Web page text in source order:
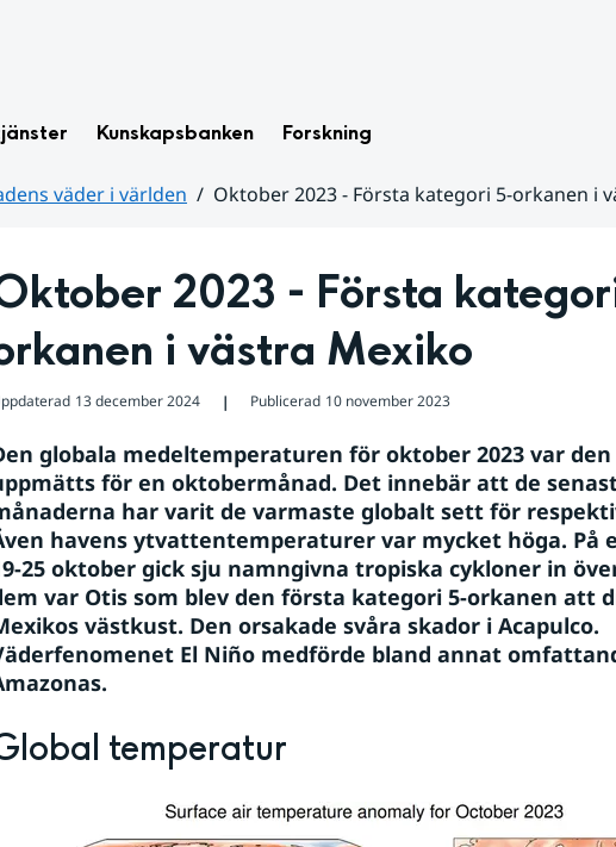
Kunskapsbanken Forskning
väder i världen
Oktober 2023 - Första kategori 5-orkanen i
2023 - Första
i västra Mexiko
13 december 2024 ❘ Publicerad 10 november 2023
globala medeltemperaturen för oktober 2023 var
för en oktobermånad. Det innebär att de
har varit de varmaste globalt sett för
havens ytvattentemperaturer var mycket höga. På
25 oktober gick sju namngivna tropiska cykloner in
var Otis som blev den första kategori 5-orkanen att
västkust. Den orsakade svåra skador i Acapulco.
El Niño medförde bland annat
temperatur